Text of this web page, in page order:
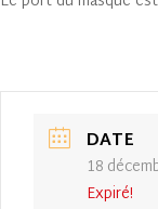
DATE
18
Expiré!